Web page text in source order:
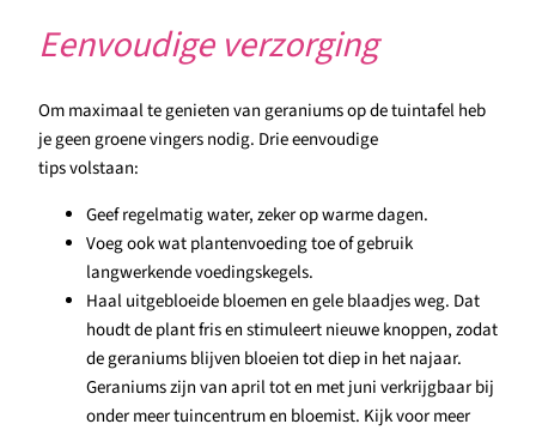
Eenvoudige verzorging
Om maximaal te genieten van geraniums op de tuintafel heb
je geen groene vingers nodig. Drie eenvoudige
tips volstaan:
Geef regelmatig water, zeker op warme dagen.
Voeg ook wat plantenvoeding toe of gebruik
langwerkende voedingskegels.
Haal uitgebloeide bloemen en gele blaadjes weg. Dat
houdt de plant fris en stimuleert nieuwe knoppen, zodat
de geraniums blijven bloeien tot diep in het najaar.
Geraniums zijn van april tot en met juni verkrijgbaar bij
onder meer tuincentrum en bloemist. Kijk voor meer